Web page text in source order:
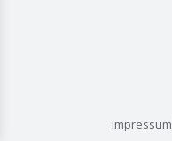
Impressum